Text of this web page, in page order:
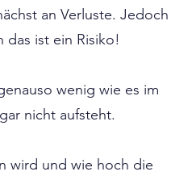
an Verluste. Jedoch
das ist ein Risiko!
wenig wie es im
nicht aufsteht.
wird und wie hoch die